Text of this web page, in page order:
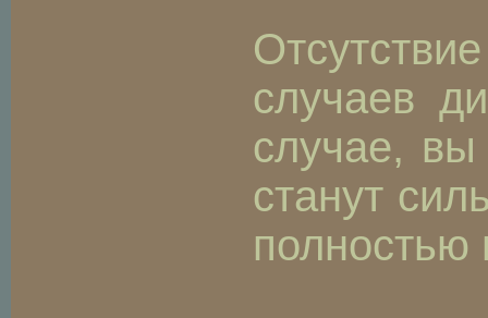
случаев
случае,
станут